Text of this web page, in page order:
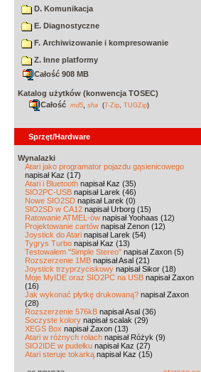
D. Komunikacja
E. Diagnostyczne
F. Archiwizowanie i kompresowanie
Z. Inne platformy
Całość 908 MB
Katalog użytków (konwencja TOSEC)
Całość md5 sha (7-Zip TUGZip)
Sprzęt/Hardware
Wynalazki
Atari jako programator pojazdu gąsienicowego
napisał Kaz (17)
Atari i Bluetooth napisał Kaz (35)
SIO2PC-USB napisał Larek (46)
Nowe SIO2SD napisał Larek (0)
SIO2SD w CA12 napisał Urborg (15)
Ratowanie ATMEL-ów napisał Yoohaas (12)
Projektowanie cartów napisał Zenon (12)
Joystick do Atari napisał Larek (54)
Tygrys Turbo napisał Kaz (13)
Testowałem "Simple Stereo" napisał Zaxon (5)
Rozszerzenie 1MB napisał Asal (21)
Joystick trzyprzyciskowy napisał Sikor (18)
Moje MyIDE oraz SIO2PC na USB napisał Zaxon
(16)
Jak wykonać płytkę drukowaną? napisał Zaxon
(28)
Rozszerzenie 576kB napisał Asal (36)
Soczyste kolory napisał scalak (29)
XEGS Box napisał Zaxon (13)
Atari w różnych rolach napisał Różyk (9)
SIO2IDE w pudełku napisał Kaz (27)
Atari steruje tokarką napisał Kaz (15)